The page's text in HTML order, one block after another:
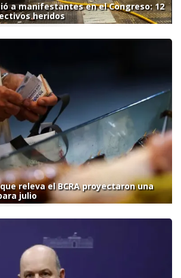
a manifestantes en el Congreso: 12
heridos
releva el BCRA proyectaron una
julio